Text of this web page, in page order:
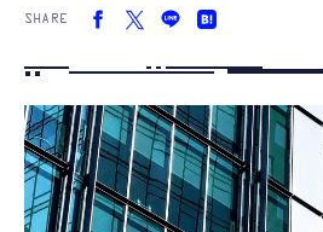
カルチャー
FOLLOW US
SHARE